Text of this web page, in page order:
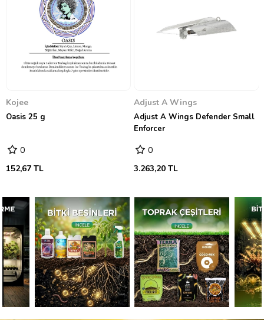
Adjust A Wings
Adjust A Wings Defender Small
3.263,20 TL
Bio Hesi Grow 500 ml